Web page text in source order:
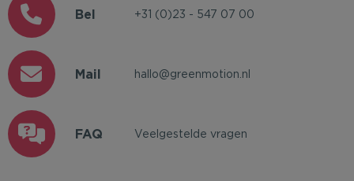
Bel +31 (0)23 - 547 07 00
Mail hallo@greenmotion.nl
FAQ Veelgestelde vragen